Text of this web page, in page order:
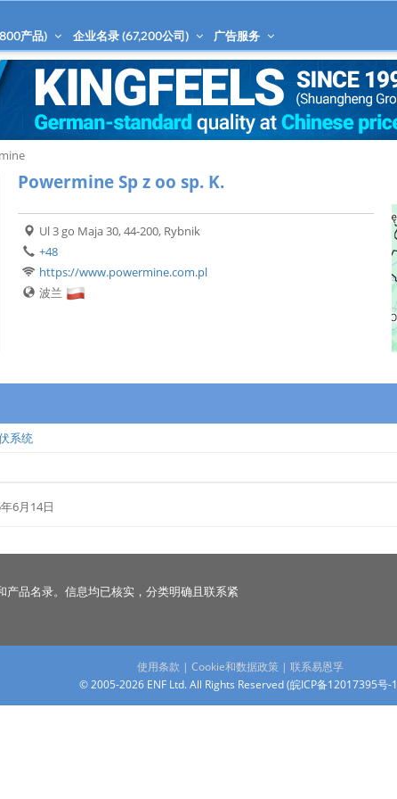
产品) 企业名录 (67,200公司) 广告服务
Powermine Sp z oo sp. K.
Ul 3 go Maja 30, 44-200, Rybnik
+48
https://www.powermine.com.pl
波兰
系统
6月14日
品名录。信息均已核实，分类明确且联系紧
使用条款 | Cookie和数据政策 | 联系易恩孚
© 2005-2026 ENF Ltd. All Rights Reserved (皖ICP备12017395号-1